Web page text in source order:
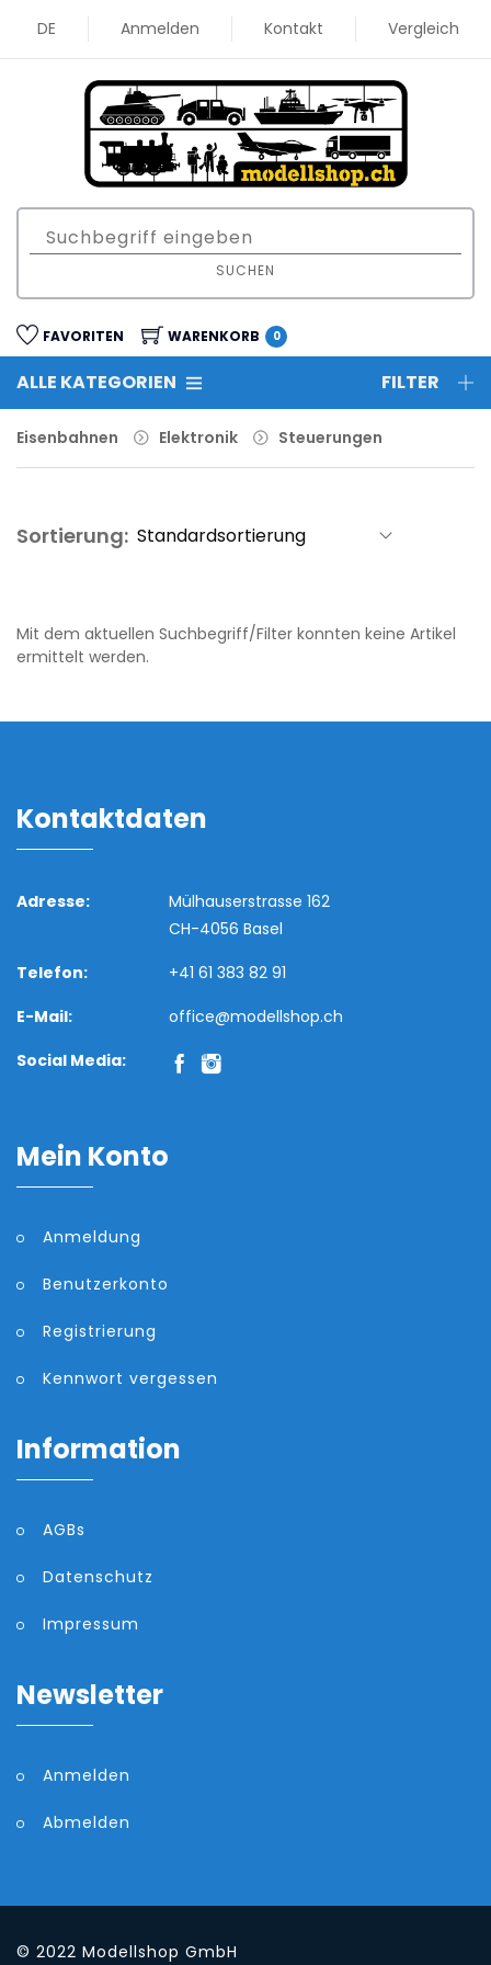
DE Anmelden Kontakt Vergleich
SUCHEN
FAVORITEN WARENKORB 0
ALLE KATEGORIEN FILTER
Eisenbahnen Elektronik Steuerungen
Sortierung:
Mit dem aktuellen Suchbegriff/Filter konnten keine Artikel
ermittelt werden.
Kontaktdaten
Adresse:
Mülhauserstrasse 162
CH-4056 Basel
Telefon:
+41 61 383 82 91
E-Mail:
office@modellshop.ch
Social Media:
Mein Konto
Anmeldung
Benutzerkonto
Registrierung
Kennwort vergessen
Information
AGBs
Datenschutz
Impressum
Newsletter
Anmelden
Abmelden
© 2022 Modellshop GmbH